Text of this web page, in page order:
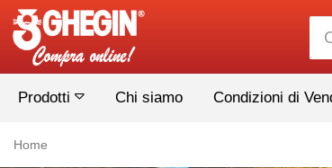
Prodotti Chi siamo Condizioni di
Home